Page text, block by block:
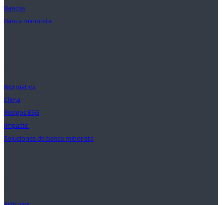
Bancos
Banca minorista
Normativa
Clima
Riesgos ESG
Impacto
Soluciones de banca minorista